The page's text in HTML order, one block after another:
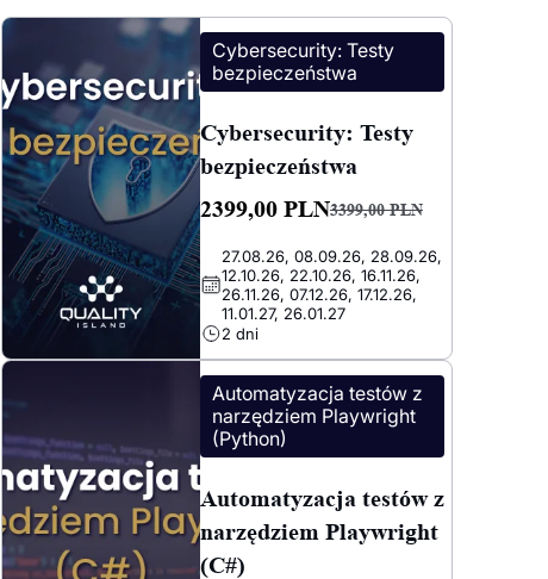
Cybersecurity: Testy
bezpieczeństwa
Cybersecurity: Testy
bezpieczeństwa
3399,00PLN
Pierwotna
cena
wynosiła:
3399,00 PLN.
2399,00 PLN
Aktualna
cena
wynosi:
2399,00 PLN.
27.08.26, 08.09.26, 28.09.26,
12.10.26, 22.10.26, 16.11.26,
26.11.26, 07.12.26, 17.12.26,
11.01.27, 26.01.27
2 dni
Automatyzacja testów z
narzędziem Playwright
(Python)
Automatyzacja testów z
narzędziem Playwright
(C#)